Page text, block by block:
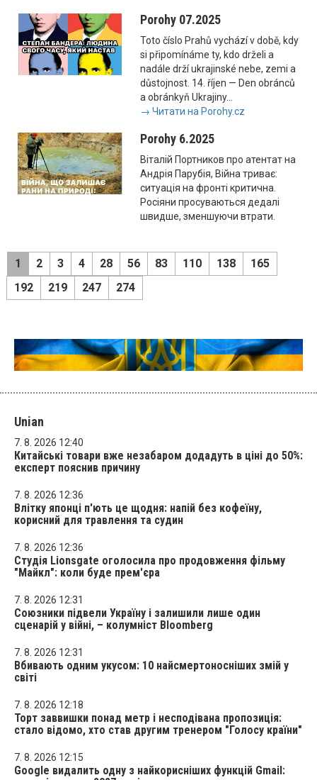
Porohy 07.2025
Toto číslo Prahů vychází v době, kdy
si připomínáme ty, kdo drželi a
nadále drží ukrajinské nebe, zemi a
důstojnost. 14. říjen — Den obránců
a obránkyň Ukrajiny...
→ Читати на Porohy.cz
Porohy 6.2025
Віталій Портников про атентат на
Андрія Парубія, Війна триває:
ситуація на фронті критична.
Росіяни просуваються дедалі
швидше, зменшуючи втрати.
1 2 3 4 28 56 83 110 138
165
192
219 247 274
Unian
7. 8. 2026 12:40
Китайські товари вже незабаром додадуть в ціні до 50%:
експерт пояснив причину
7. 8. 2026 12:36
Влітку японці п'ють це щодня: напій без кофеїну,
корисний для травлення та судин
7. 8. 2026 12:36
Студія Lionsgate оголосила про продовження фільму
"Майкл": коли буде прем'єра
7. 8. 2026 12:31
Союзники підвели Україну і залишили лише один
сценарій у війні, – колумніст Bloomberg
7. 8. 2026 12:31
Вбивають одним укусом: 10 найсмертоносніших змій у
світі
7. 8. 2026 12:18
Торт заввишки понад метр і несподівана пропозиція:
стало відомо, хто став другим тренером "Голосу країни"
7. 8. 2026 12:15
Google видалить одну з найкорисніших функцій Gmail: